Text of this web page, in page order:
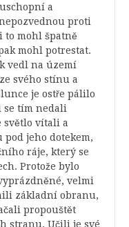
a
proti
to mohl špatně
mohl potrestat.
vedl na území
svého stínu a
je ostře pálilo
se tím nedali
světlo vítali a
pod jeho dotekem,
ráje, který se
Protože bylo
velmi
základní obranu,
propouštět
stranu. Učili je své